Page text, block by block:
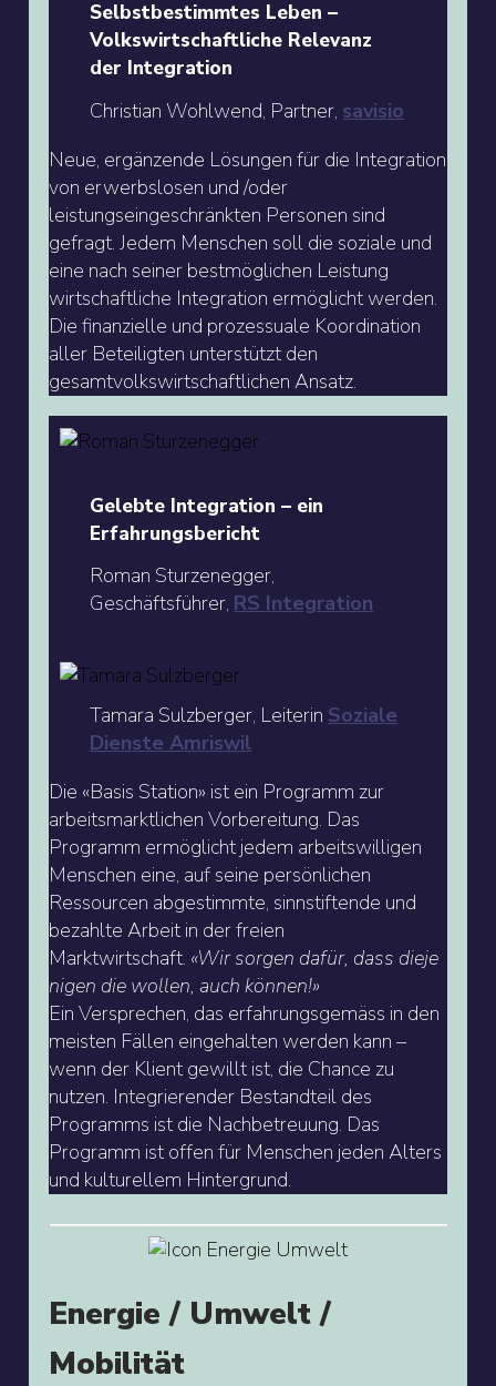
Selbstbestimmtes Leben –
Volkswirtschaftliche Relevanz
der Integration
Christian Wohlwend, Partner, savisio
Neue, ergänzende Lösungen für die Integration
von erwerbslosen und /oder
leistungseingeschränkten Personen sind
gefragt. Jedem Menschen soll die soziale und
eine nach seiner bestmöglichen Leistung
wirtschaftliche Integration ermöglicht werden.
Die finanzielle und prozessuale Koordination
aller Beteiligten unterstützt den
gesamtvolkswirtschaftlichen Ansatz.
Gelebte Integration – ein
Erfahrungsbericht
Roman Sturzenegger,
Geschäftsführer, RS Integration
Tamara Sulzberger, Leiterin Soziale
Dienste Amriswil
Die «Basis Station» ist ein Programm zur
arbeitsmarktlichen Vorbereitung. Das
Programm ermöglicht jedem arbeitswilligen
Menschen eine, auf seine persönlichen
Ressourcen abgestimmte, sinnstiftende und
bezahlte Arbeit in der freien
Marktwirtschaft. «Wir sorgen dafür, dass dieje
nigen die wollen, auch können!»
Ein Versprechen, das erfahrungsgemäss in den
meisten Fällen eingehalten werden kann –
wenn der Klient gewillt ist, die Chance zu
nutzen. Integrierender Bestandteil des
Programms ist die Nachbetreuung. Das
Programm ist offen für Menschen jeden Alters
und kulturellem Hintergrund.
Energie / Umwelt /
Mobilität